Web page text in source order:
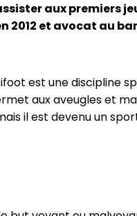
aux premiers
2012 et avocat au
est une discipline
aux aveugles et
il est devenu un